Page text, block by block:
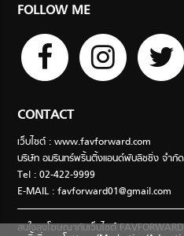
FOLLOW ME
CONTACT
เว็บไซต์ : www.favforward.com
บริษัท อมรินทร์พริ้นติ้งแอนด์พับลิชชิ่ง จำกั
Tel : 02-422-9999
E-MAIL :favforward01@gmail.com
สนใจลงโฆษณากับเว็บไซต์ FAVFORWARD